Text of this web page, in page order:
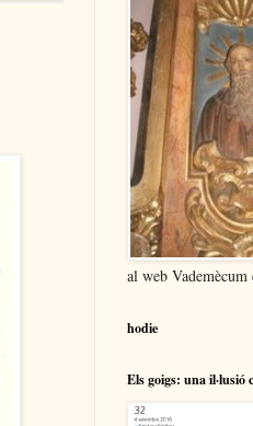
al web
hodie
Els goigs: una il·lusió